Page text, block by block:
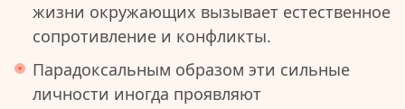
жизни окружающих вызывает естественное
сопротивление и конфликты.
Парадоксальным образом эти сильные
личности иногда проявляют